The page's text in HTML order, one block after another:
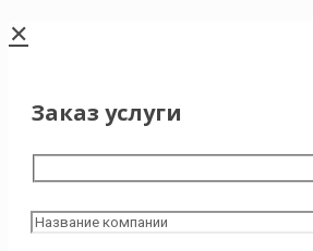
✕
Заказ услуги